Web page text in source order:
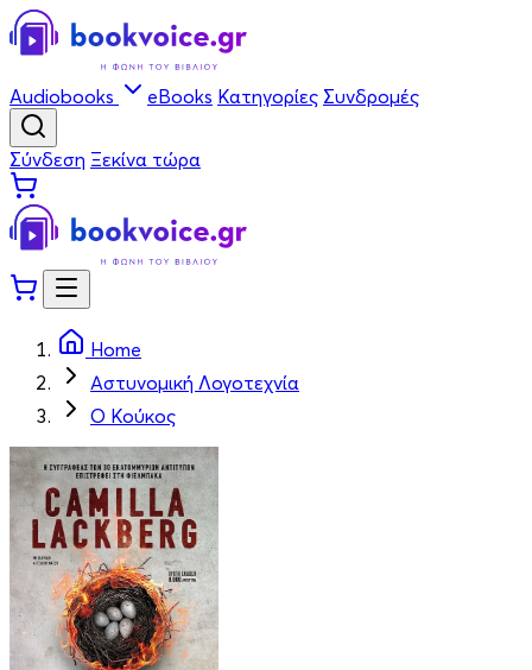
Audiobooks eBooks Κατηγορίες Συνδρομές
Σύνδεση Ξεκίνα τώρα
Home
Αστυνομική Λογοτεχνία
Ο Κούκος